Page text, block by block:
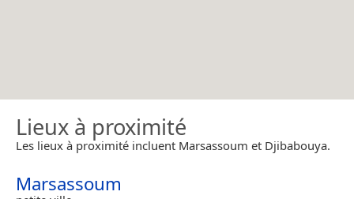
Lieux à proximité
Les lieux à proximité incluent Marsassoum et Djibabouya.
Marsassoum